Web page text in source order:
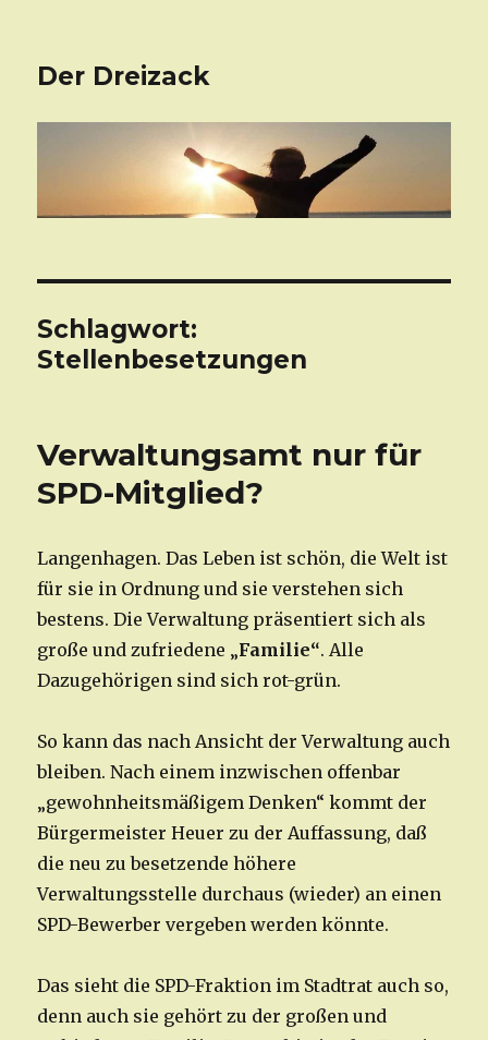
Der Dreizack
Schlagwort:
Stellenbesetzungen
Verwaltungsamt nur für
SPD-Mitglied?
Langenhagen. Das Leben ist schön, die Welt ist
für sie in Ordnung und sie verstehen sich
bestens. Die Verwaltung präsentiert sich als
große und zufriedene „Familie“. Alle
Dazugehörigen sind sich rot-grün.
So kann das nach Ansicht der Verwaltung auch
bleiben. Nach einem inzwischen offenbar
„gewohnheitsmäßigem Denken“ kommt der
Bürgermeister Heuer zu der Auffassung, daß
die neu zu besetzende höhere
Verwaltungsstelle durchaus (wieder) an einen
SPD-Bewerber vergeben werden könnte.
Das sieht die SPD-Fraktion im Stadtrat auch so,
denn auch sie gehört zu der großen und